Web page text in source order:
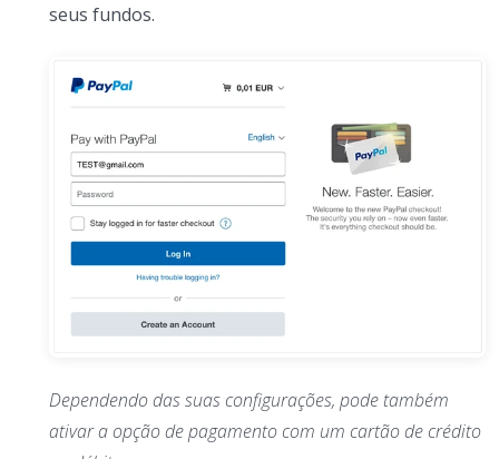
seus fundos.
Dependendo das suas configurações, pode também
ativar a opção de pagamento com um cartão de crédito